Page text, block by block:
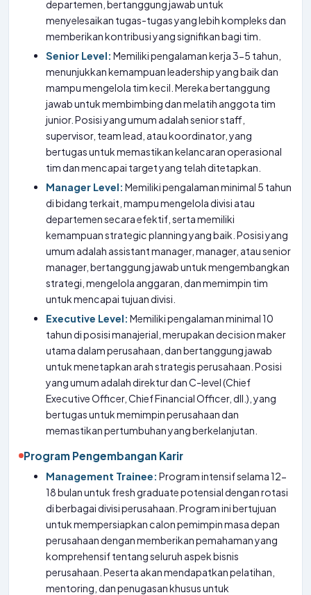
departemen, bertanggung jawab untuk
menyelesaikan tugas-tugas yang lebih kompleks dan
memberikan kontribusi yang signifikan bagi tim.
Senior Level: Memiliki pengalaman kerja 3-5 tahun,
menunjukkan kemampuan leadership yang baik dan
mampu mengelola tim kecil. Mereka bertanggung
jawab untuk membimbing dan melatih anggota tim
junior. Posisi yang umum adalah senior staff,
supervisor, team lead, atau koordinator, yang
bertugas untuk memastikan kelancaran operasional
tim dan mencapai target yang telah ditetapkan.
Manager Level: Memiliki pengalaman minimal 5 tahun
di bidang terkait, mampu mengelola divisi atau
departemen secara efektif, serta memiliki
kemampuan strategic planning yang baik. Posisi yang
umum adalah assistant manager, manager, atau senior
manager, bertanggung jawab untuk mengembangkan
strategi, mengelola anggaran, dan memimpin tim
untuk mencapai tujuan divisi.
Executive Level: Memiliki pengalaman minimal 10
tahun di posisi manajerial, merupakan decision maker
utama dalam perusahaan, dan bertanggung jawab
untuk menetapkan arah strategis perusahaan. Posisi
yang umum adalah direktur dan C-level (Chief
Executive Officer, Chief Financial Officer, dll.), yang
bertugas untuk memimpin perusahaan dan
memastikan pertumbuhan yang berkelanjutan.
Program Pengembangan Karir
Management Trainee: Program intensif selama 12-
18 bulan untuk fresh graduate potensial dengan rotasi
di berbagai divisi perusahaan. Program ini bertujuan
untuk mempersiapkan calon pemimpin masa depan
perusahaan dengan memberikan pemahaman yang
komprehensif tentang seluruh aspek bisnis
perusahaan. Peserta akan mendapatkan pelatihan,
mentoring, dan penugasan khusus untuk